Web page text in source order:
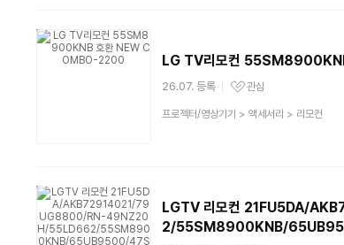
LG TV리모컨
26.07. 등록
관심상품
관심
상
프로젝터/영상기기 > 액세서리 > 리모컨
LGTV 리모컨 21FU5DA/
2/55SM8900KNB/